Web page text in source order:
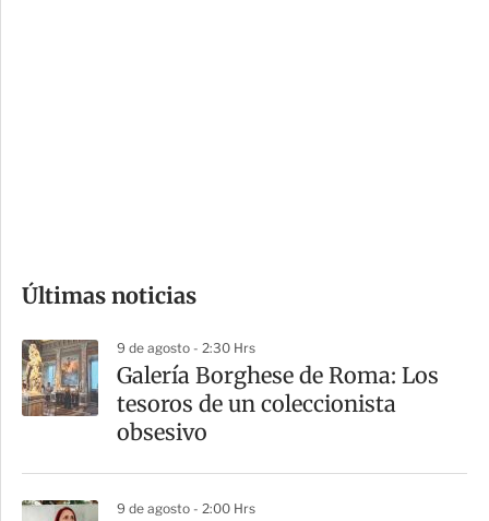
m
a
r
t
Últimas noticias
9 de agosto - 2:30 Hrs
Galería Borghese de Roma: Los
tesoros de un coleccionista
obsesivo
9 de agosto - 2:00 Hrs